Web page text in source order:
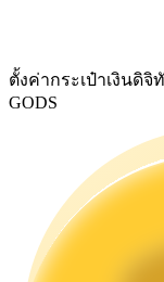
Launchpool
ตั้งค่ากระเป๋าเงินดิ
GODS